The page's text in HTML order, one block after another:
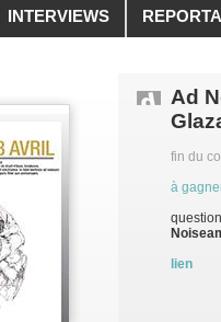
INTERVIEWS
Ad
fin du
à
lien